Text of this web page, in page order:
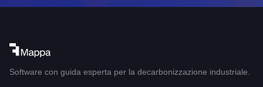
Software con guida esperta per la decarbonizzazione industriale.